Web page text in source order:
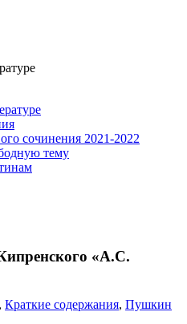
сочинения 2021-2022
тему
«А.С.
, Краткие содержания, Пушкин